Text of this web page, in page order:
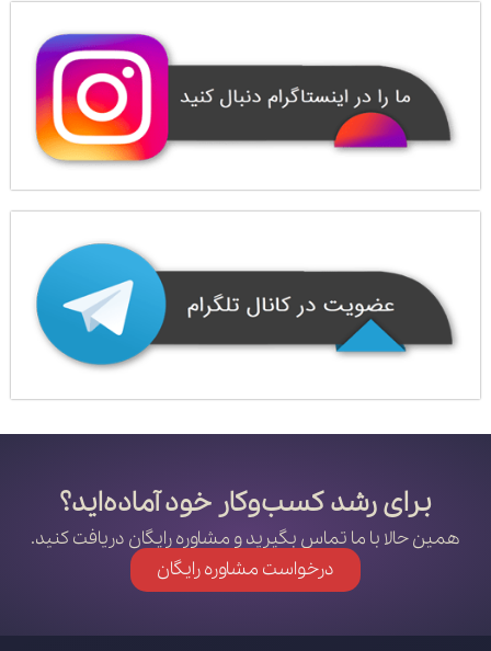
برای رشد کسب‌وکار خود آماده‌اید؟
همین حالا با ما تماس بگیرید و مشاوره رایگان دریافت کنید.
درخواست مشاوره رایگان